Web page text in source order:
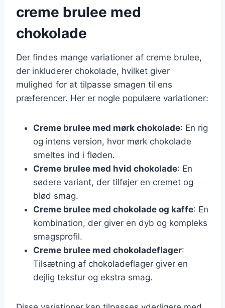
creme brulee med
chokolade
Der findes mange variationer af creme brulee,
der inkluderer chokolade, hvilket giver
mulighed for at tilpasse smagen til ens
præferencer. Her er nogle populære variationer:
Creme brulee med mørk chokolade: En rig
og intens version, hvor mørk chokolade
smeltes ind i fløden.
Creme brulee med hvid chokolade: En
sødere variant, der tilføjer en cremet og
blød smag.
Creme brulee med chokolade og kaffe: En
kombination, der giver en dyb og kompleks
smagsprofil.
Creme brulee med chokoladeflager:
Tilsætning af chokoladeflager giver en
dejlig tekstur og ekstra smag.